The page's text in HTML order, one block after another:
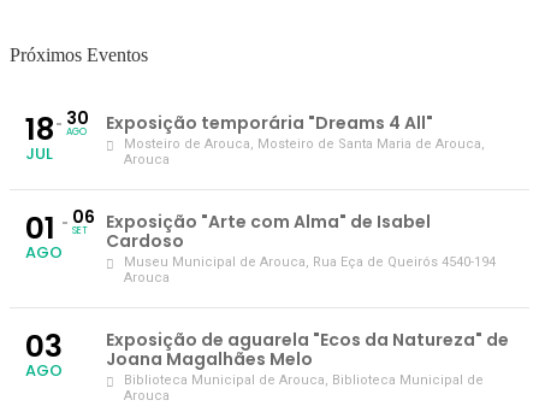
Próximos Eventos
18
JUL
30
AGO Exposição temporária "Dreams 4 All"
Mosteiro de Arouca, Mosteiro de Santa Maria de Arouca,
Arouca
01
AGO
06
SET
Exposição "Arte com Alma" de Isabel
Cardoso
Museu Municipal de Arouca, Rua Eça de Queirós 4540-194
Arouca
03
AGO
Exposição de aguarela "Ecos da Natureza" de
Joana Magalhães Melo
Biblioteca Municipal de Arouca, Biblioteca Municipal de
Arouca